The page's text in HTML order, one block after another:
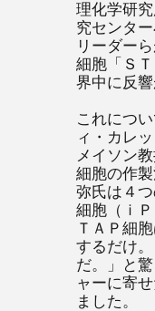
理化学研
究センタ
リーダー
細胞「Ｓ
界中に反響
これにつ
ィ・カレ
メイソン
細胞の作
弥氏は４
細胞（ｉ
ＴＡＰ細
するだけ
だ。」と
ャーに寄
ました。